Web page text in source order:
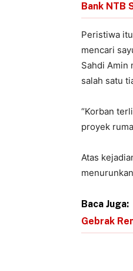
Bank NTB
Peristiwa
mencari
Sahdi Amin
salah satu
“Korban
proyek
Atas
Baca Juga:
Gebrak